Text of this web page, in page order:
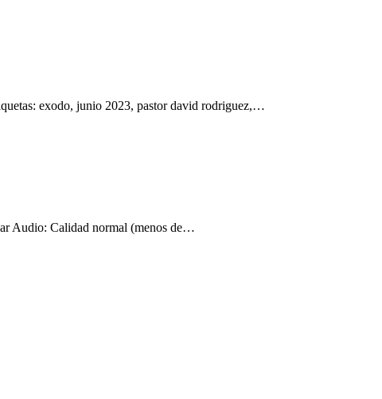
exodo, junio 2023, pastor david rodriguez,…
Audio: Calidad normal (menos de…